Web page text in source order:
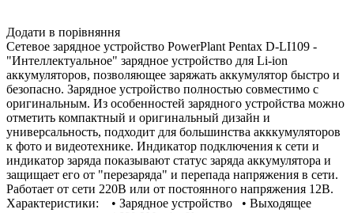
Додати в порівняння
Сетевое зарядное устройство PowerPlant Pentax D-LI109 -
"Интеллектуальное" зарядное устройство для Li-ion
аккумуляторов, позволяющее заряжать аккумулятор быстро и
безопасно. Зарядное устройство полностью совместимо с
оригинальным. Из особенностей зарядного устройства можно
отметить компактный и оригинальный дизайн и
универсальность, подходит для большинства акккумуляторов
к фото и видеотехнике. Индикатор подключения к сети и
индикатор заряда показывают статус заряда аккумулятора и
защищает его от "перезаряда" и перепада напряжения в сети.
Работает от сети 220В или от постоянного напряжения 12В.
Характеристики: • Зарядное устройство • Выходящее